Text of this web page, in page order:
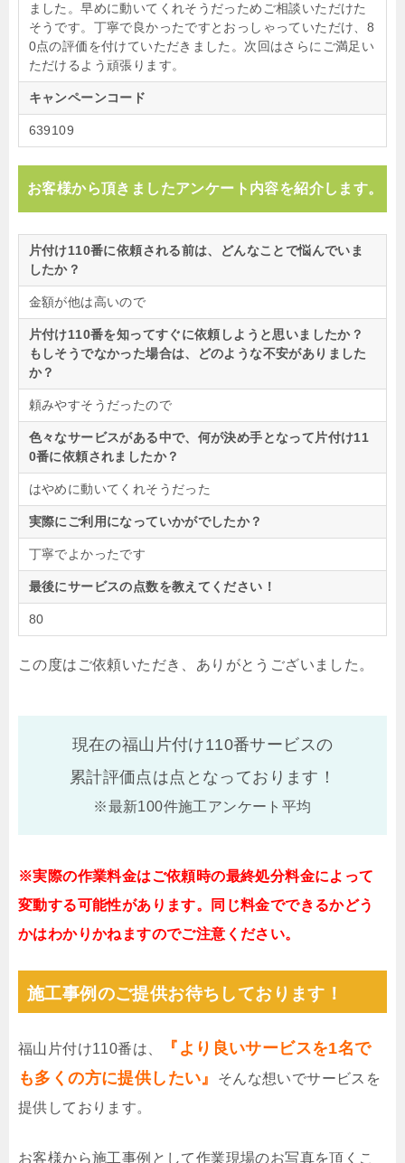
ました。早めに動いてくれそうだっためご相談いただけた
そうです。丁寧で良かったですとおっしゃっていただけ、8
0点の評価を付けていただきました。次回はさらにご満足い
ただけるよう頑張ります。
キャンペーンコード
639109
お客様から頂きましたアンケート内容を紹介します。
片付け110番に依頼される前は、どんなことで悩んでいま
したか？
金額が他は高いので
片付け110番を知ってすぐに依頼しようと思いましたか？
もしそうでなかった場合は、どのような不安がありました
か？
頼みやすそうだったので
色々なサービスがある中で、何が決め手となって片付け11
0番に依頼されましたか？
はやめに動いてくれそうだった
実際にご利用になっていかがでしたか？
丁寧でよかったです
最後にサービスの点数を教えてください！
80
この度はご依頼いただき、ありがとうございました。
現在の福山片付け110番サービスの
累計評価点は点となっております！
※最新100件施工アンケート平均
※実際の作業料金はご依頼時の最終処分料金によって
変動する可能性があります。同じ料金でできるかどう
かはわかりかねますのでご注意ください。
施工事例のご提供お待ちしております！
福山片付け110番は、
『より良いサービスを1名で
も多くの方に提供したい』
そんな想いでサービスを
提供しております。
お客様から施工事例として作業現場のお写真を頂くこ